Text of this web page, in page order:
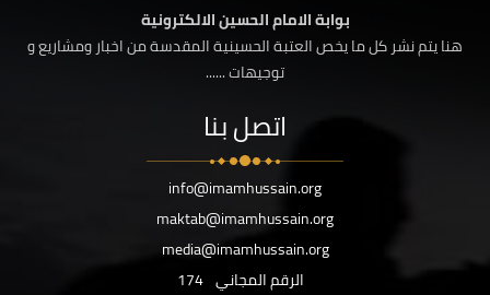
بوابة الامام الحسين الالكترونية
هنا يتم نشر كل ما يخص العتبة الحسينية المقدسة من اخبار ومشاريع و
توجيهات ......
اتصل بنا
info@imamhussain.org
maktab@imamhussain.org
media@imamhussain.org
الرقم المجاني 174